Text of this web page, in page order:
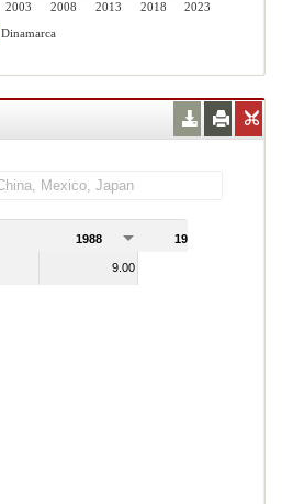
2003 2008 2013 2018
2023
Dinamarca
1988 1989
9.00